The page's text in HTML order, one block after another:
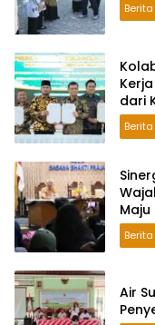
dari
Maju
Air